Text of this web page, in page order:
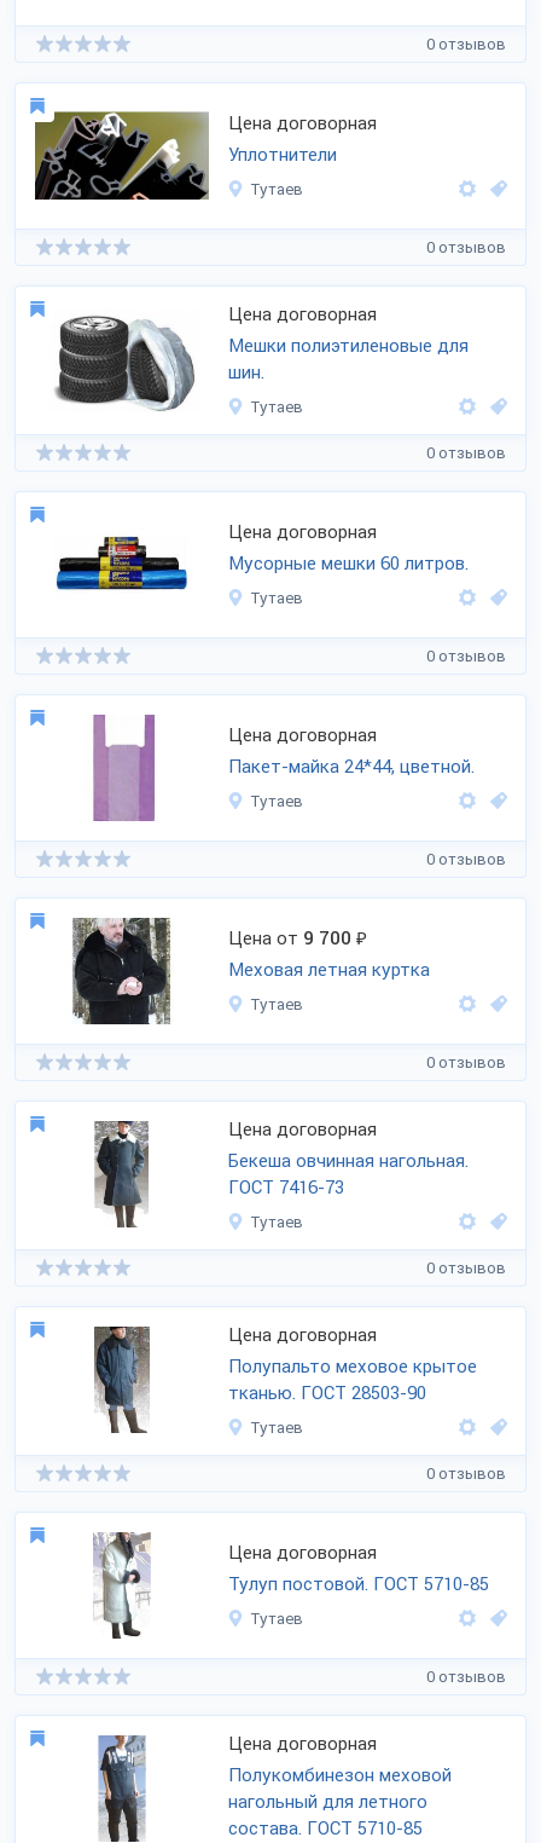
0 отзывов
Цена договорная
Уплотнители
Тутаев
0 отзывов
Цена договорная
Мешки полиэтиленовые для
шин.
Тутаев
0 отзывов
Цена договорная
Мусорные мешки 60 литров.
Тутаев
0 отзывов
Цена договорная
Пакет-майка 24*44, цветной.
Тутаев
0 отзывов
Цена от 9 700 ₽
Меховая летная куртка
Тутаев
0 отзывов
Цена договорная
Бекеша овчинная нагольная.
ГОСТ 7416-73
Тутаев
0 отзывов
Цена договорная
Полупальто меховое крытое
тканью. ГОСТ 28503-90
Тутаев
0 отзывов
Цена договорная
Тулуп постовой. ГОСТ 5710-85
Тутаев
0 отзывов
Цена договорная
Полукомбинезон меховой
нагольный для летного
состава. ГОСТ 5710-85